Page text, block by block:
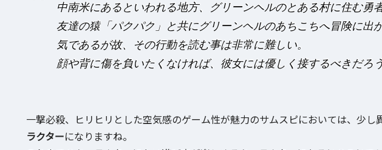
中南米にあるといわれる地方、グリーンヘルのとある村に住む勇者
友達の猿「パクパク」と共にグリーンヘルのあちこちへ冒険に出
気であるが故、その行動を読む事は非常に難しい。
顔や背に傷を負いたくなければ、彼女には優しく接するべきだろう
一撃必殺、ヒリヒリとした空気感のゲーム性が魅力のサムスピにおいては、少し
ラクターになりますね。